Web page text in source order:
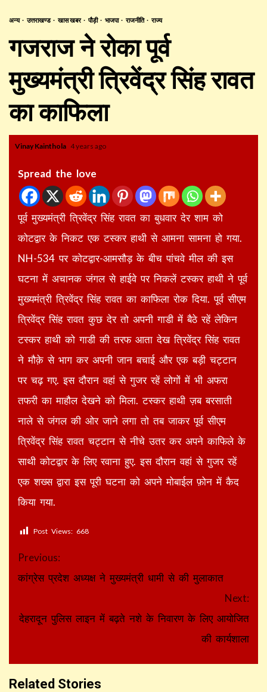
अन्य उत्तराखण्ड खास खबर पौड़ी भाजपा राजनीति राज्य
गजराज ने रोका पूर्व
मुख्यमंत्री त्रिवेंद्र सिंह रावत
का काफिला
Vinay Kainthola 4 years ago
Spread the love
पूर्व मुख्यमंत्री त्रिवेंद्र सिंह रावत का बुधवार देर शाम को
कोटद्वार के निकट एक टस्कर हाथी से आमना सामना हो गया.
NH-534 पर कोटद्वार-आमसौड़ के बीच पांचवे मील की इस
घटना में अचानक जंगल से हाईवे पर निकलें टस्कर हाथी ने पूर्व
मुख्यमंत्री त्रिवेंद्र सिंह रावत का काफिला रोक दिया. पूर्व सीएम
त्रिवेंद्र सिंह रावत कुछ देर तो अपनी गाडी में बैठे रहें लेकिन
टस्कर हाथी को गाडी की तरफ आता देख त्रिवेंद्र सिंह रावत
ने मौक़े से भाग कर अपनी जान बचाई और एक बड़ी चट्टान
पर चढ़ गए. इस दौरान वहां से गुजर रहें लोगों में भी अफरा
तफरी का माहौल देखने को मिला. टस्कर हाथी ज़ब बरसाती
नाले से जंगल की ओर जाने लगा तो तब जाकर पूर्व सीएम
त्रिवेंद्र सिंह रावत चट्टान से नीचे उतर कर अपने काफिले के
साथी कोटद्वार के लिए रवाना हुए. इस दौरान वहां से गुजर रहें
एक शख्स द्वारा इस पूरी घटना को अपने मोबाईल फ़ोन में कैद
किया गया.
Post Views: 668
Continue
Reading
Previous:
कांग्रेस प्रदेश अध्यक्ष ने मुख्यमंत्री धामी से की मुलाकात
Next:
देहरादून पुलिस लाइन में बढ़ते नशे के निवारण के लिए आयोजित
की कार्यशाला
Related Stories